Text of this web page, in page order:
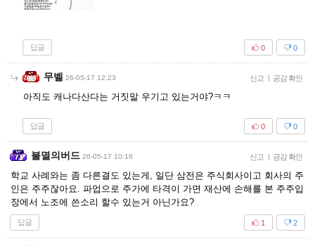
답글 0
0
무벨 26-05-17 12:23 신고 | 공감 확인
아직도 캐나다산다는 거짓말 우기고 있는거야?ㅋㅋ
답글 0
0
불멸의버드 26-05-17 10:16 신고 | 공감 확인
학교 사례와는 좀 다른결도 있는게, 일단 삼전은 주식회사이고 회사의 주
인은 주주잖아요. 파업으로 주가에 타격이 가면 재산에 손해를 본 주주입
장에서 노조에 쓴소리 할수 있는거 아닌가요?
답글 2
1